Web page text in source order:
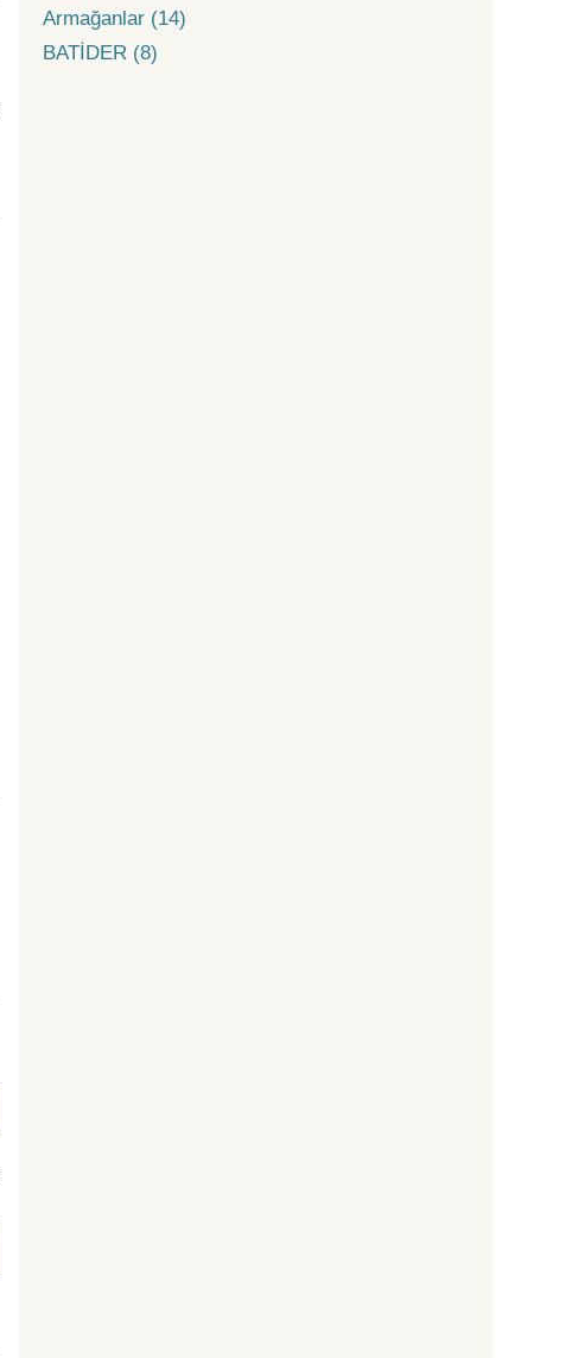
Armağanlar (14)
BATİDER (8)